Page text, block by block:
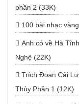
phần 2 (33K)
100 bài nhạc
Anh có về Hà
Nghệ (22K)
Trích Đoạn Cải
Thủy Phần 1 (12K)